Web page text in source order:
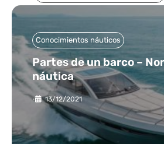
Conocimientos náuticos
Partes de un barco –
náutica
• 13/12/2021